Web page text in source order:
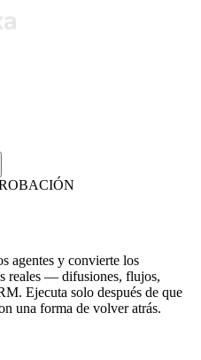
agentes y convierte los
reales — difusiones, flujos,
Ejecuta solo después de que
una forma de volver atrás.